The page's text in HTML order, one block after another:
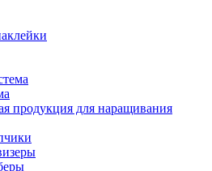
продукция для наращивания